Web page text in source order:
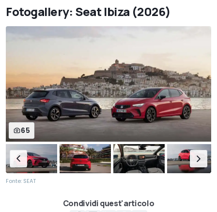
Fotogallery: Seat Ibiza (2026)
65
Fonte: SEAT
Condividi quest'articolo